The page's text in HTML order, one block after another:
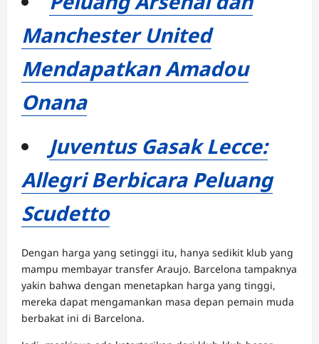
Manchester United
Mendapatkan Amadou
Onana
Juventus Gasak Lecce:
Allegri Berbicara Peluang
Scudetto
Dengan harga yang setinggi itu, hanya sedikit klub yang
mampu membayar transfer Araujo. Barcelona tampaknya
yakin bahwa dengan menetapkan harga yang tinggi,
mereka dapat mengamankan masa depan pemain muda
berbakat ini di Barcelona.